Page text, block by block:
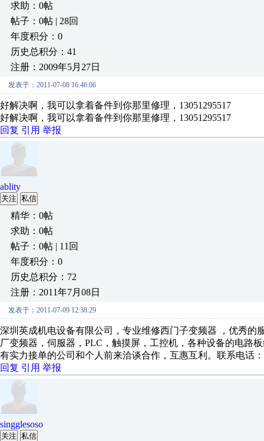
求助：0帖
帖子：0帖 | 28回
年度积分：0
历史总积分：41
注册：2009年5月27日
发表于：2011-07-08 16:46:06
好解决啊，我可以拿着备件到你那里修理，13051295517
好解决啊，我可以拿着备件到你那里修理，13051295517
回复 引用 举报
ablity
关注 私信
精华：0帖
求助：0帖
帖子：0帖 | 11回
年度积分：0
历史总积分：72
注册：2011年7月08日
发表于：2011-07-09 12:38:29
深圳英成机电设备有限公司，专业维修西门子变频器 ，优秀
厂变频器，伺服器，PLC，触摸屏，工控机，各种设备的电路
有实力接单的公司和个人前来洽谈合作，互惠互利。联系电话
回复 引用 举报
singglesoso
关注 私信